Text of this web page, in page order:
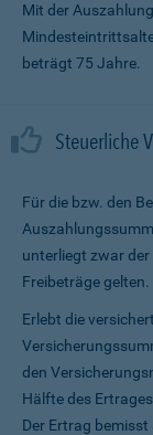
Mit der
beträgt 75 Jahre.
Steuerliche
Für die bzw. den
unterliegt zwar
Freibeträge gelten.
Erlebt die
den
Hälfte des
Der Ertrag